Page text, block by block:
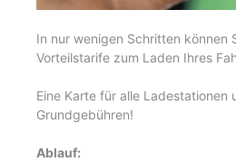
In nur wenigen Schritten können
Vorteilstarife zum Laden Ihres
Eine Karte für alle Ladestationen
Grundgebühren!
Ablauf: